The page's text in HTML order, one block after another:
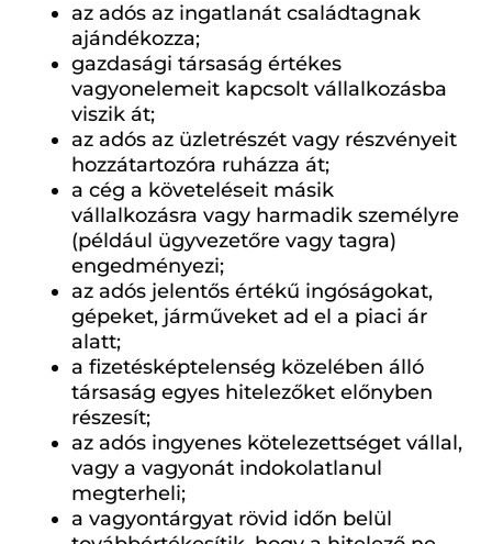
az adós az ingatlanát családtagnak
ajándékozza;
gazdasági társaság értékes
vagyonelemeit kapcsolt vállalkozásba
viszik át;
az adós az üzletrészét vagy részvényeit
hozzátartozóra ruházza át;
a cég a követeléseit másik
vállalkozásra vagy harmadik személyre
(például ügyvezetőre vagy tagra)
engedményezi;
az adós jelentős értékű ingóságokat,
gépeket, járműveket ad el a piaci ár
alatt;
a fizetésképtelenség közelében álló
társaság egyes hitelezőket előnyben
részesít;
az adós ingyenes kötelezettséget vállal,
vagy a vagyonát indokolatlanul
megterheli;
a vagyontárgyat rövid időn belül